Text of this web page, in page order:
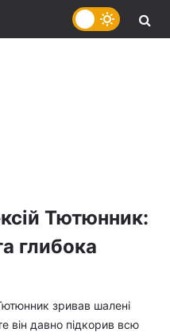
Тютюнник:
глибока
зривав шалені
він давно підкорив всю